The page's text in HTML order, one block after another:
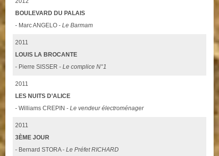
BOULEVARD DU PALAIS
- Marc ANGELO -Le Barmam
2011
LOUIS LA BROCANTE
- Pierre SISSER -Le complice N°1
2011
LES NUITS D’ALICE
- Williams CREPIN -Le vendeur électroménager
2011
3ÈME JOUR
- Bernard STORA -Le Préfet RICHARD